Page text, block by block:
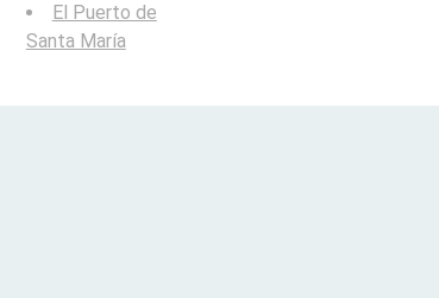
El Puerto de
Santa María